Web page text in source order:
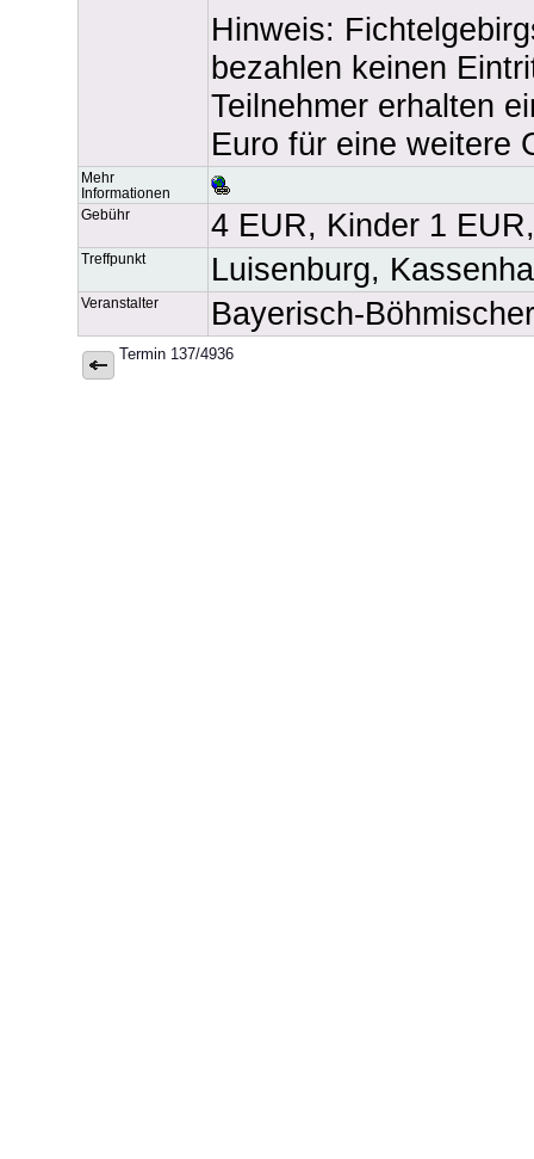
Hinweis:
bezahlen keinen
Teilnehmer erhalten
Euro für eine weitere
Mehr
Informationen
Gebühr
4 EUR, Kinder 1
Treffpunkt Luisenburg,
Veranstalter Bayerisch-
Termin 137/4936